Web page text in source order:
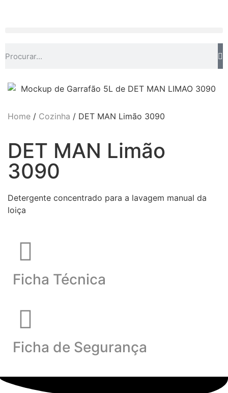
Home / Cozinha / DET MAN Limão 3090
DET MAN Limão
3090
Detergente concentrado para a lavagem manual da
loiça
Ficha Técnica
Ficha de Segurança